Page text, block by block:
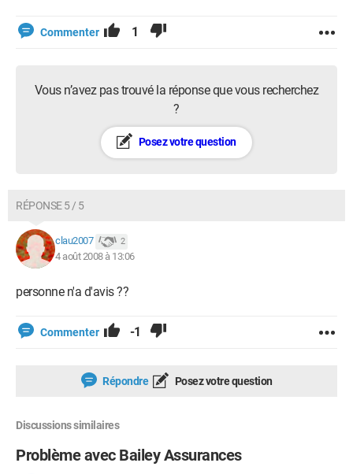
Commenter 1
Vous n’avez pas trouvé la réponse que vous recherchez
?
Posez votre question
RÉPONSE 5 / 5
clau2007 2
4 août 2008 à 13:06
personne n'a d'avis ??
Commenter -1
Répondre Posez votre question
Discussions similaires
Problème avec Bailey Assurances